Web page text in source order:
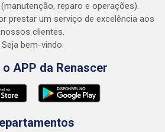
reparo e operações).
prestar um serviço de excelência aos
nossos clientes.
Seja bem-vindo.
o APP da Renascer